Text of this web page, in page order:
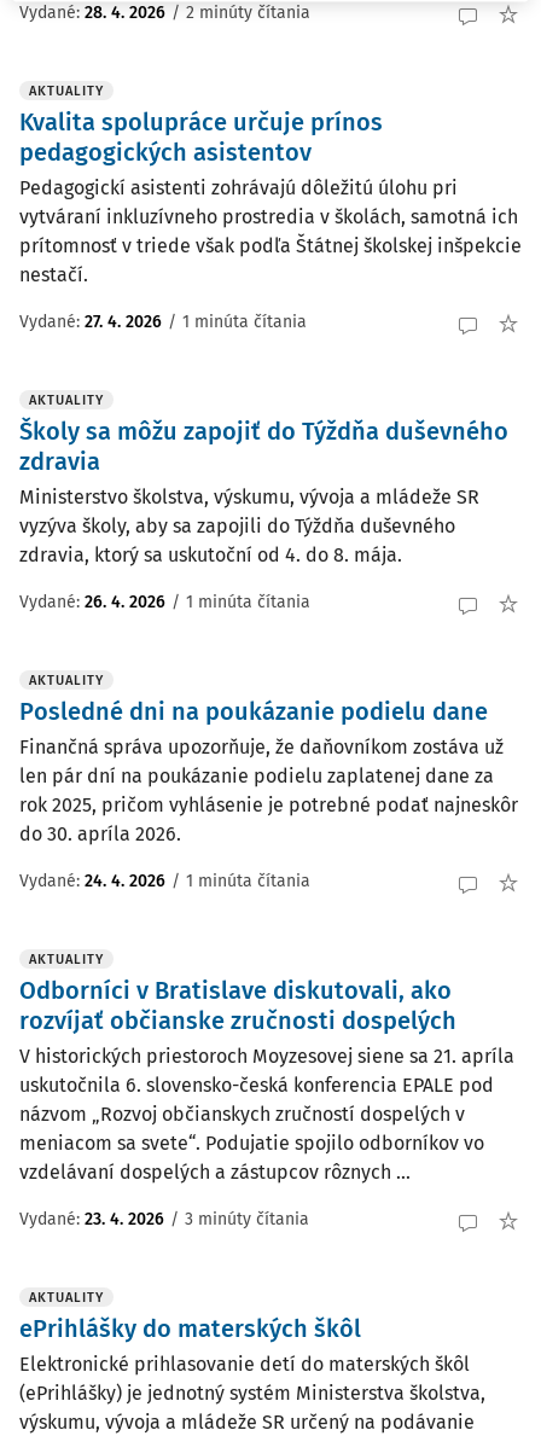
Vydané: 28. 4. 2026 / 2 minúty čítania
AKTUALITY
Kvalita spolupráce určuje prínos
pedagogických asistentov
Pedagogickí asistenti zohrávajú dôležitú úlohu pri
vytváraní inkluzívneho prostredia v školách, samotná ich
prítomnosť v triede však podľa Štátnej školskej inšpekcie
nestačí.
Vydané: 27. 4. 2026 / 1 minúta čítania
AKTUALITY
Školy sa môžu zapojiť do Týždňa duševného
zdravia
Ministerstvo školstva, výskumu, vývoja a mládeže SR
vyzýva školy, aby sa zapojili do Týždňa duševného
zdravia, ktorý sa uskutoční od 4. do 8. mája.
Vydané: 26. 4. 2026 / 1 minúta čítania
AKTUALITY
Posledné dni na poukázanie podielu dane
Finančná správa upozorňuje, že daňovníkom zostáva už
len pár dní na poukázanie podielu zaplatenej dane za
rok 2025, pričom vyhlásenie je potrebné podať najneskôr
do 30. apríla 2026.
Vydané: 24. 4. 2026 / 1 minúta čítania
AKTUALITY
Odborníci v Bratislave diskutovali, ako
rozvíjať občianske zručnosti dospelých
V historických priestoroch Moyzesovej siene sa 21. apríla
uskutočnila 6. slovensko-česká konferencia EPALE pod
názvom „Rozvoj občianskych zručností dospelých v
meniacom sa svete“. Podujatie spojilo odborníkov vo
vzdelávaní dospelých a zástupcov rôznych ...
Vydané: 23. 4. 2026 / 3 minúty čítania
AKTUALITY
ePrihlášky do materských škôl
Elektronické prihlasovanie detí do materských škôl
(ePrihlášky) je jednotný systém Ministerstva školstva,
výskumu, vývoja a mládeže SR určený na podávanie